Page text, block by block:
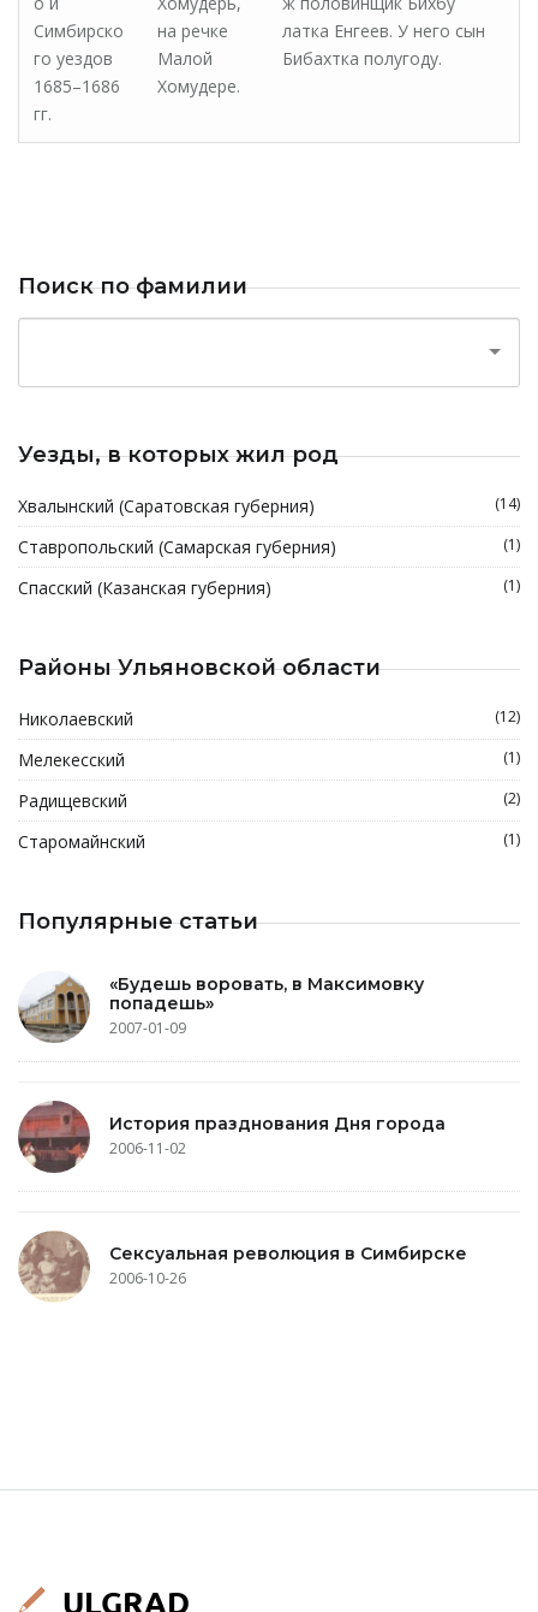
Симбирско
го уездов
1685–1686
гг.
на речке
Малой
Хомудере.
латка Енгеев. У него сын
Бибахтка полугоду.
Поиск по фамилии
Уезды, в которых жил род
Хвалынский (Саратовская губерния) (14)
Ставропольский (Самарская губерния) (1)
Спасский (Казанская губерния) (1)
Районы Ульяновской области
Николаевский (12)
Мелекесский (1)
Радищевский (2)
Старомайнский (1)
Популярные статьи
«Будешь воровать, в Максимовку
попадешь»
2007-01-09
История празднования Дня города
2006-11-02
Сексуальная революция в Симбирске
2006-10-26